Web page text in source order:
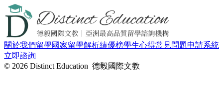
關於我們留學國家留學解析績優榜學生心得常見問題申請系統
立即諮詢
© 2026 Distinct Education 德毅國際文教